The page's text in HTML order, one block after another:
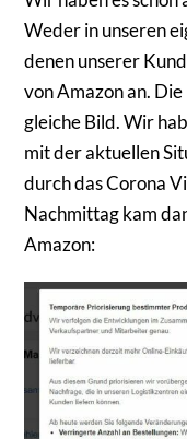
Weder in unseren
denen unserer
von Amazon an.
gleiche Bild. Wir
mit der aktuellen
durch das Corona
Nachmittag kam
Amazon: